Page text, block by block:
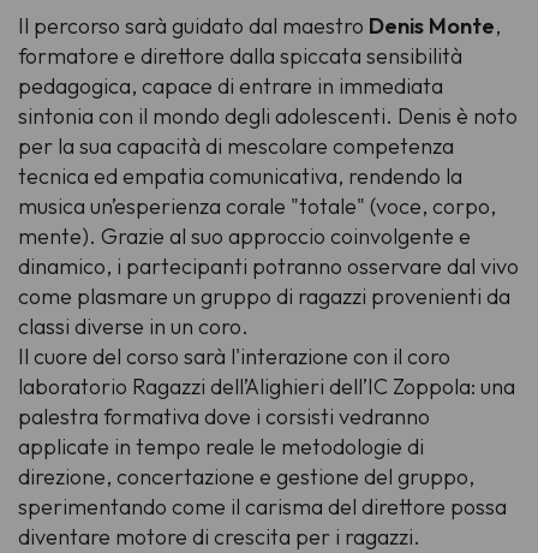
Il percorso sarà guidato dal maestro Denis Monte,
formatore e direttore dalla spiccata sensibilità
pedagogica, capace di entrare in immediata
sintonia con il mondo degli adolescenti. Denis è noto
per la sua capacità di mescolare competenza
tecnica ed empatia comunicativa, rendendo la
musica un’esperienza corale "totale" (voce, corpo,
mente). Grazie al suo approccio coinvolgente e
dinamico, i partecipanti potranno osservare dal vivo
come plasmare un gruppo di ragazzi provenienti da
classi diverse in un coro.
Il cuore del corso sarà l'interazione con il coro
laboratorio Ragazzi dell’Alighieri dell’IC Zoppola: una
palestra formativa dove i corsisti vedranno
applicate in tempo reale le metodologie di
direzione, concertazione e gestione del gruppo,
sperimentando come il carisma del direttore possa
diventare motore di crescita per i ragazzi.